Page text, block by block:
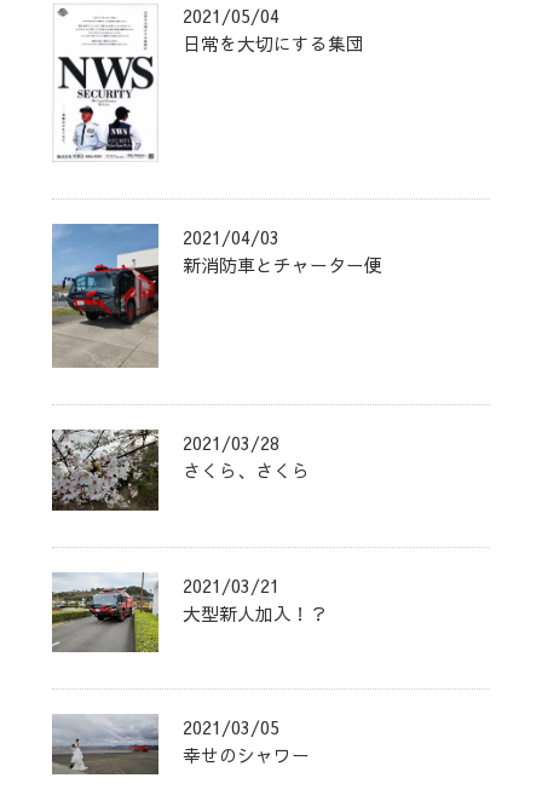
2021/05/04
日常を大切にする集団
2021/04/03
新消防車とチャーター便
2021/03/28
さくら、さくら
2021/03/21
大型新人加入！？
2021/03/05
幸せのシャワー